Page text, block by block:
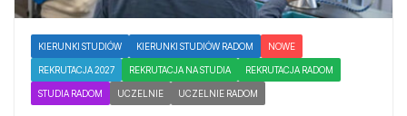
KIERUNKI STUDIÓW KIERUNKI STUDIÓW RADOM NOWE
REKRUTACJA 2027 REKRUTACJA NA STUDIA REKRUTACJA RADOM
STUDIA RADOM UCZELNIE UCZELNIE RADOM